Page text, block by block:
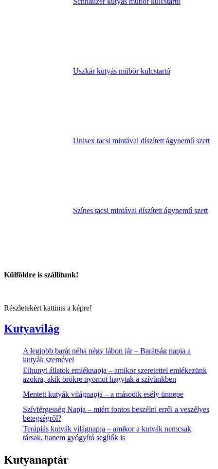
Uszkár kutyás műbőr kulcstartó
Unisex tacsi mintával díszített ágynemű szett
Színes tacsi mintával díszített ágynemű szett
Külföldre is szállítunk!
Részletekért kattints a képre!
Kutyavilág
A legjobb barát néha négy lábon jár – Barátság napja a
kutyák szemével
Elhunyt állatok emléknapja – amikor szeretettel emlékezünk
azokra, akik örökre nyomot hagytak a szívünkben
Mentett kutyák világnapja – a második esély ünnepe
Szívférgesség Napja – miért fontos beszélni erről a veszélyes
betegségről?
Terápiás kutyák világnapja – amikor a kutyák nemcsak
társak, hanem gyógyító segítők is
Kutyanaptár